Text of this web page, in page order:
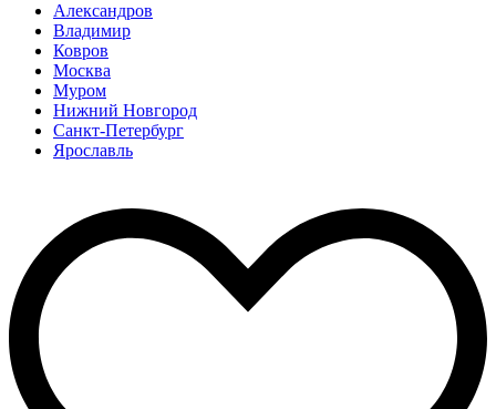
Александров
Владимир
Ковров
Москва
Муром
Нижний Новгород
Санкт-Петербург
Ярославль